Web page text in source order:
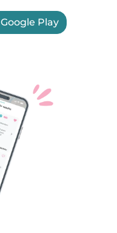
Google Play